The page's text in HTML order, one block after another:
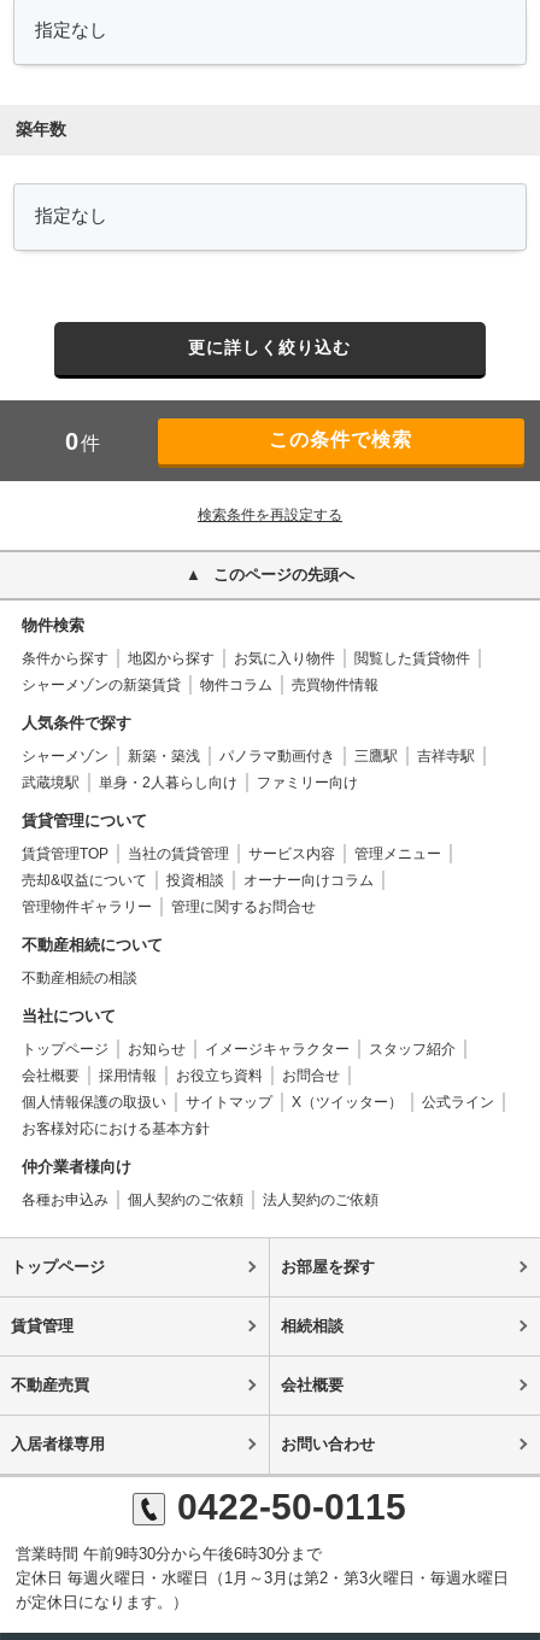
築年数
更に詳しく絞り込む
0件
検索条件を再設定する
このページの先頭へ
物件検索
条件から探す 地図から探す お気に入り物件
閲覧した賃貸物件
シャーメゾンの新築賃貸
物件コラム 売買物件情報
人気条件で探す
シャーメゾン 新築・築浅 パノラマ動画付き 三鷹駅
吉祥寺駅
武蔵境駅
単身・2人暮らし向け ファミリー向け
賃貸管理について
賃貸管理TOP 当社の賃貸管理 サービス内容
管理メニュー
売却&収益について
投資相談
オーナー向けコラム
管理物件ギャラリー
管理に関するお問合せ
不動産相続について
不動産相続の相談
当社について
トップページ お知らせ イメージキャラクター
スタッフ紹介
会社概要
採用情報 お役立ち資料
お問合せ
個人情報保護の取扱い
サイトマップ X（ツイッター）
公式ライン
お客様対応における基本方針
仲介業者様向け
各種お申込み 個人契約のご依頼 法人契約のご依頼
トップページ お部屋を探す
賃貸管理 相続相談
不動産売買 会社概要
入居者様専用 お問い合わせ
0422-50-0115
営業時間 午前9時30分から午後6時30分まで
定休日 毎週火曜日・水曜日（1月～3月は第2・第3火曜日・毎週水曜日
が定休日になります。）